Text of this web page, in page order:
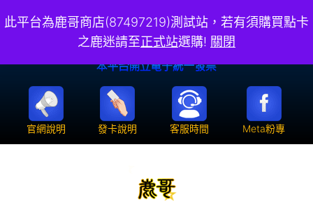
此平台為鹿哥商店(87497219)測試站，若有須購買點卡
之鹿迷請至正式站選購! 關閉
官網說明 發卡說明 客服時間 Meta粉專